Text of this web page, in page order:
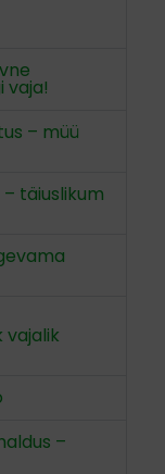
vaja!
– müü
täiuslikum
vajalik
–